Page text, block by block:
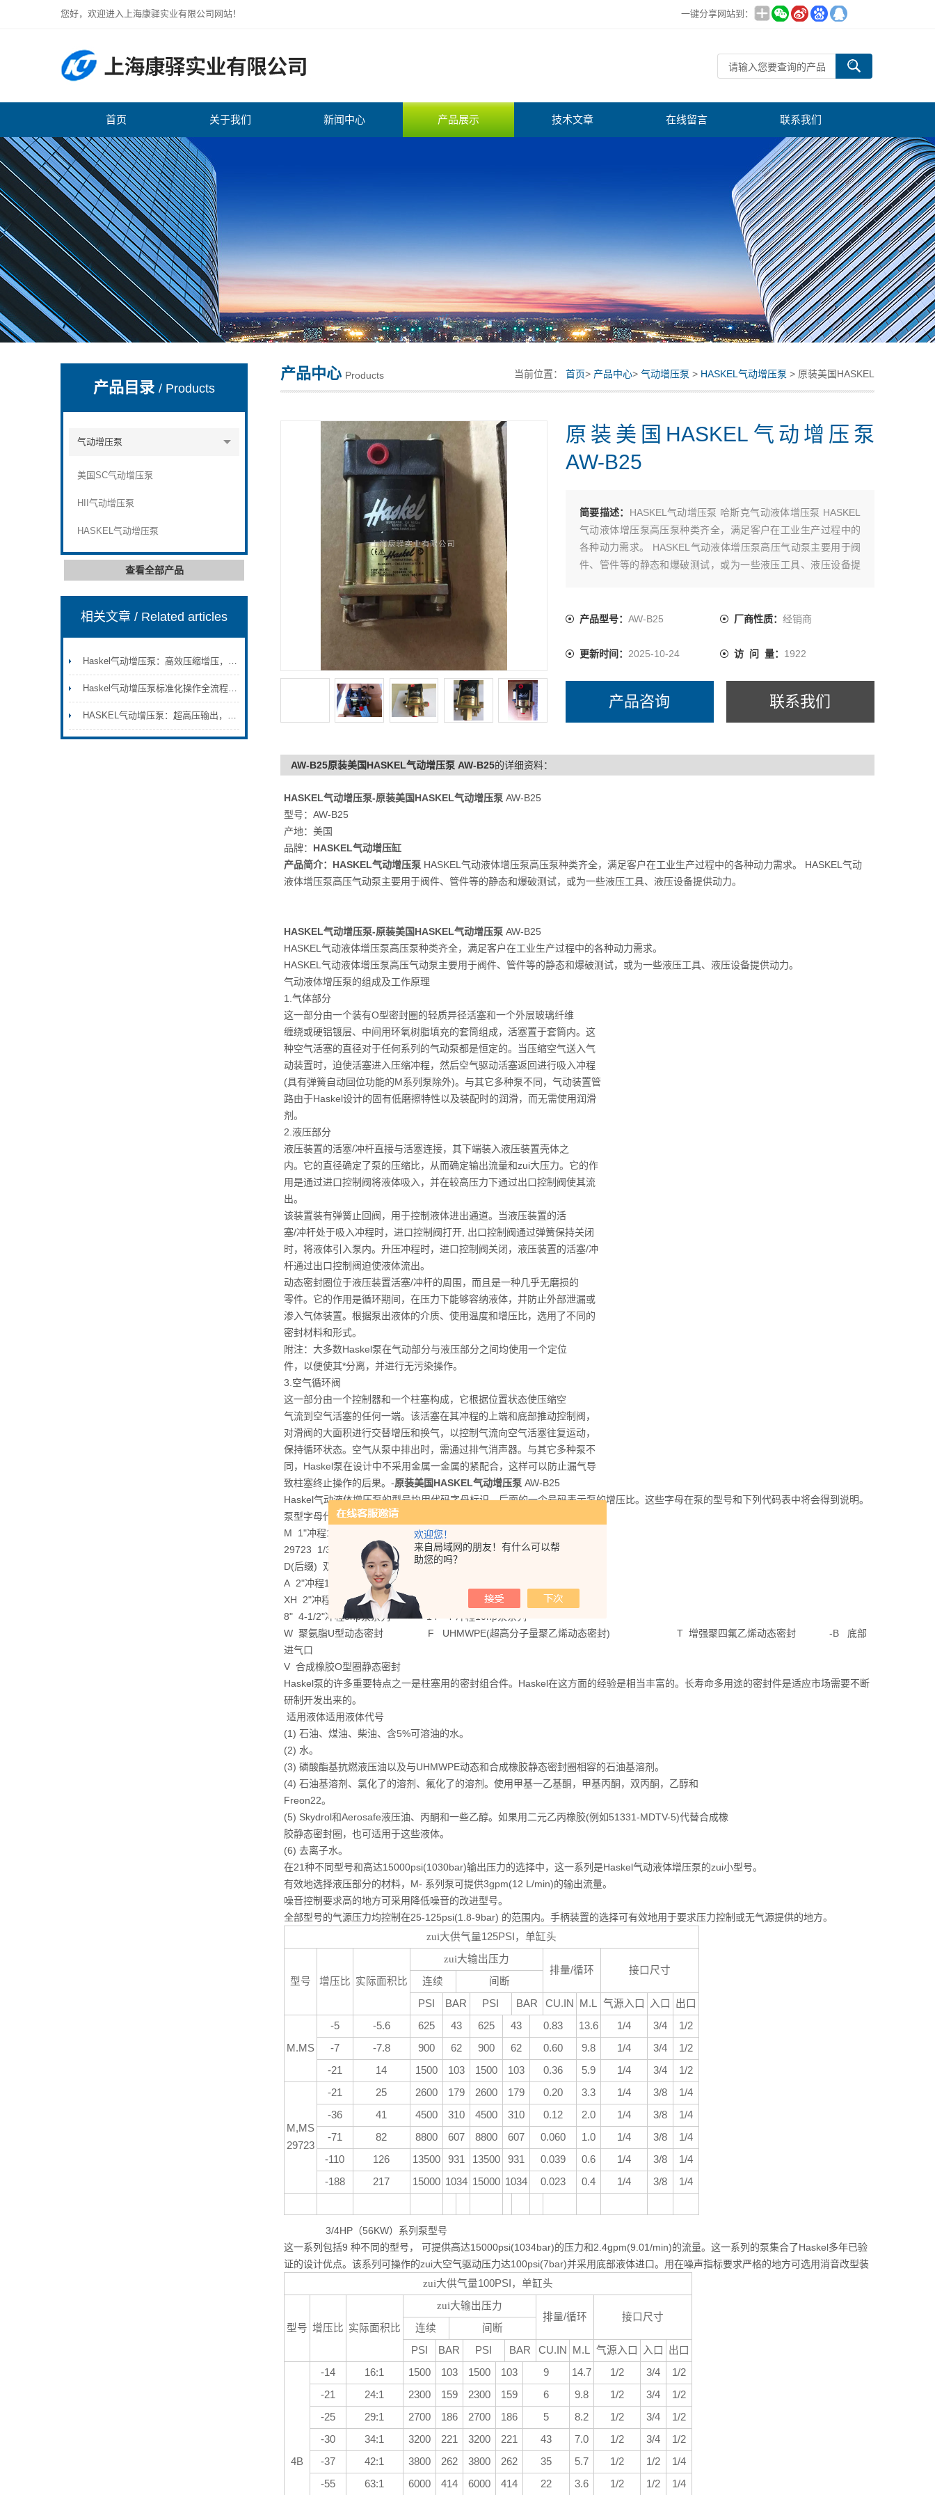
欢迎您！
来自局域网的朋友！有什么可以帮
助您的吗？
您好，欢迎进入上海康驿实业有限公司网站！ 一键分享网站到：
上海康驿实业有限公司
首页 关于我们 新闻中心 产品展示 技术文章 在线留言 联系我们
产品目录/ Products
气动增压泵
美国SC气动增压泵
HII气动增压泵
HASKEL气动增压泵
查看全部产品
相关文章/ Related articles
Haskel气动增压泵：高效压缩增压，满足特种气体输送要求
Haskel气动增压泵标准化操作全流程：从初始安装调试到日常维护保养的完整技术规范与安全注意事项
HASKEL气动增压泵：超高压输出，助力工业流体精准控制
产品中心 Products 当前位置： 首页> 产品中心> 气动增压泵 > HASKEL气动增压泵 > 原装美国HASKEL
气动增压泵 AW-B25
原装美国HASKEL气动增压泵
AW-B25
简要描述： HASKEL气动增压泵 哈斯克气动液体增压泵 HASKEL
气动液体增压泵高压泵种类齐全，满足客户在工业生产过程中的
各种动力需求。 HASKEL气动液体增压泵高压气动泵主要用于阀
件、管件等的静态和爆破测试，或为一些液压工具、液压设备提
产品型号： AW-B25 厂商性质： 经销商
更新时间： 2025-10-24 访 问 量： 1922
产品咨询 联系我们
AW-B25原装美国HASKEL气动增压泵 AW-B25的详细资料：
HASKEL气动增压泵-原装美国HASKEL气动增压泵 AW-B25
型号：AW-B25
产地：美国
品牌： HASKEL气动增压缸
产品简介： HASKEL气动增压泵HASKEL气动液体增压泵高压泵种类齐全，满足客户在工业生产过程中的各种动力需求。 HASKEL气动
液体增压泵高压气动泵主要用于阀件、管件等的静态和爆破测试，或为一些液压工具、液压设备提供动力。
HASKEL气动增压泵-原装美国HASKEL气动增压泵 AW-B25
HASKEL气动液体增压泵高压泵种类齐全，满足客户在工业生产过程中的各种动力需求。
HASKEL气动液体增压泵高压气动泵主要用于阀件、管件等的静态和爆破测试，或为一些液压工具、液压设备提供动力。
气动液体增压泵的组成及工作原理
1.气体部分
这一部分由一个装有O型密封圈的轻质异径活塞和一个外层玻璃纤维
缠绕或硬铝镀层、中间用环氧树脂填充的套筒组成，活塞置于套筒内。这
种空气活塞的直径对于任何系列的气动泵都是恒定的。当压缩空气送入气
动装置时，迫使活塞进入压缩冲程，然后空气驱动活塞返回进行吸入冲程
(具有弹簧自动回位功能的M系列泵除外)。与其它多种泵不同，气动装置管
路由于Haskel设计的固有低磨擦特性以及装配时的润滑，而无需使用润滑
剂。
2.液压部分
液压装置的活塞/冲杆直接与活塞连接，其下端装入液压装置壳体之
内。它的直径确定了泵的压缩比，从而确定输出流量和zui大压力。它的作
用是通过进口控制阀将液体吸入，并在较高压力下通过出口控制阀使其流
出。
该装置装有弹簧止回阀，用于控制液体进出通道。当液压装置的活
塞/冲杆处于吸入冲程时，进口控制阀打开, 出口控制阀通过弹簧保持关闭
时，将液体引入泵内。升压冲程时，进口控制阀关闭，液压装置的活塞/冲
杆通过出口控制阀迫使液体流出。
动态密封圈位于液压装置活塞/冲杆的周围，而且是一种几乎无磨损的
零件。它的作用是循环期间，在压力下能够容纳液体，并防止外部泄漏或
渗入气体装置。根据泵出液体的介质、使用温度和增压比，选用了不同的
密封材料和形式。
附注：大多数Haskel泵在气动部分与液压部分之间均使用一个定位
件，以便使其*分离，并进行无污染操作。
3.空气循环阀
这一部分由一个控制器和一个柱塞构成，它根据位置状态使压缩空
气流到空气活塞的任何一端。该活塞在其冲程的上端和底部推动控制阀，
对滑阀的大面积进行交替增压和换气，以控制气流向空气活塞往复运动，
保持循环状态。空气从泵中排出时，需通过排气消声器。与其它多种泵不
同，Haskel泵在设计中不采用金属一金属的紧配合，这样可以防止漏气导
致柱塞终止操作的后果。-原装美国HASKEL气动增压泵 AW-B25
Haskel气动液体增压泵的型号均用代码字母标识，后面的一个号码表示泵的增压比。这些字母在泵的型号和下列代码表中将会得到说明。
泵型字母代码
M 1"冲程1/3hp 小型泵系列 S 不锈钢柱塞和泵体
29723 1/3hp化学泵 D (前缀) 液体端加长的泵
D(后缀) 双作用泵 4B 1"冲程3/4hp泵系列(底部进口)
A 2"冲程1.5+2hp泵系列 H 2"冲程1.5+2hp高压泵系列
XH 2"冲程1.5+2hp超高压泵系列 G 4-1/2"冲程6hp泵系列
8" 4-1/2"冲程8hp泵系列 14" 4"冲程10hp泵系列
W 聚氨脂U型动态密封 F UHMWPE(超高分子量聚乙烯动态密封) T 增强聚四氟乙烯动态密封 -B 底部
进气口
V 合成橡胶O型圈静态密封
Haskel泵的许多重要特点之一是柱塞用的密封组合件。Haskel在这方面的经验是相当丰富的。长寿命多用途的密封件是适应市场需要不断
研制开发出来的。
适用液体适用液体代号
(1) 石油、煤油、柴油、含5%可溶油的水。
(2) 水。
(3) 磷酸酯基抗燃液压油以及与UHMWPE动态和合成橡胶静态密封圈相容的石油基溶剂。
(4) 石油基溶剂、氯化了的溶剂、氟化了的溶剂。使用甲基一乙基酮，甲基丙酮，双丙酮，乙醇和
Freon22。
(5) Skydrol和Aerosafe液压油、丙酮和一些乙醇。如果用二元乙丙橡胶(例如51331-MDTV-5)代替合成橡
胶静态密封圈，也可适用于这些液体。
(6) 去离子水。
在21种不同型号和高达15000psi(1030bar)输出压力的选择中，这一系列是Haskel气动液体增压泵的zui小型号。
有效地选择液压部分的材料，M- 系列泵可提供3gpm(12 L/min)的输出流量。
噪音控制要求高的地方可采用降低噪音的改进型号。
全部型号的气源压力均控制在25-125psi(1.8-9bar) 的范围内。手柄装置的选择可有效地用于要求压力控制或无气源提供的地方。
zui大供气量125PSI ，单缸头
型号 增压比 实际面积比
zui大输出压力
排量/循环
接口尺寸
连续
间断
PSI
BAR PSI BAR CU.IN M.L 气源入口 入口 出口
M.MS
-5 -5.6 625 43 625 43 0.83 13.6 1/4 3/4
1/2
-7
-7.8 900 62 900 62 0.60 9.8 1/4 3/4
1/2
-21
14 1500 103 1500 103 0.36 5.9 1/4 3/4 1/2
M,MS
29723
-21 25 2600 179 2600 179 0.20 3.3 1/4 3/8
1/4
-36
41 4500 310 4500 310 0.12 2.0 1/4 3/8
1/4
-71
82 8800 607 8800 607 0.060 1.0 1/4 3/8
1/4
-110
126 13500 931 13500 931 0.039 0.6 1/4 3/8
1/4
-188
217 15000 1034 15000 1034 0.023 0.4 1/4 3/8 1/4
3/4HP（56KW）系列泵型号
这一系列包括9 种不同的型号， 可提供高达15000psi(1034bar)的压力和2.4gpm(9.01/min)的流量。这一系列的泵集合了Haskel多年已验
证的设计优点。该系列可操作的zui大空气驱动压力达100psi(7bar)并采用底部液体进口。用在噪声指标要求严格的地方可选用消音改型装
zui大供气量100PSI ，单缸头
型号 增压比 实际面积比
zui大输出压力
排量/循环
接口尺寸
连续
间断
PSI
BAR PSI BAR CU.IN M.L 气源入口 入口 出口
4B
-14 16:1 1500 103 1500 103 9 14.7 1/2 3/4
1/2
-21
24:1 2300 159 2300 159 6 9.8 1/2 3/4
1/2
-25
29:1 2700 186 2700 186 5 8.2 1/2 3/4
1/2
-30
34:1 3200 221 3200 221 43 7.0 1/2 3/4
1/2
-37
42:1 3800 262 3800 262 35 5.7 1/2 1/2
1/4
-55
63:1 6000 414 6000 414 22 3.6 1/2 1/2 1/4